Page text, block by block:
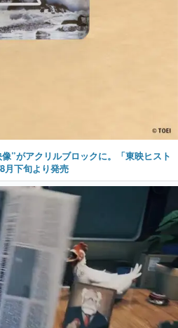
”がアクリルブロックに。「東映ヒスト
月下旬より発売